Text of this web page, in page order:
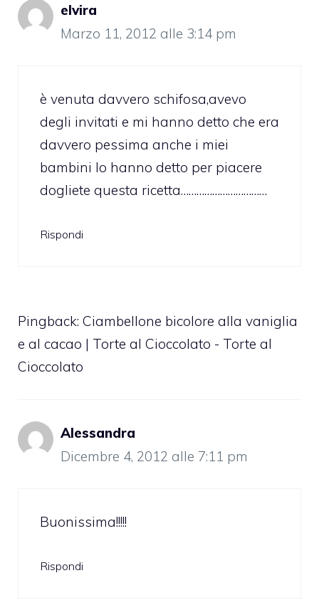
elvira
Marzo 11, 2012 alle 3:14 pm
è venuta davvero schifosa,avevo
degli invitati e mi hanno detto che era
davvero pessima anche i miei
bambini lo hanno detto per piacere
dogliete questa ricetta……………………………
Rispondi
Pingback: Ciambellone bicolore alla vaniglia
e al cacao | Torte al Cioccolato - Torte al
Cioccolato
Alessandra
Dicembre 4, 2012 alle 7:11 pm
Buonissima!!!!!
Rispondi